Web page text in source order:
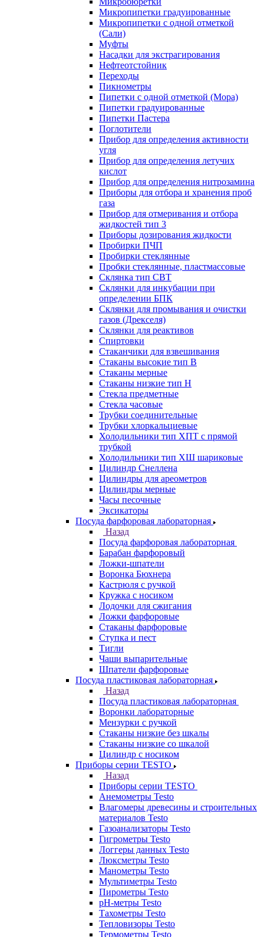
Микропипетки градуированные
Микропипетки с одной отметкой
(Сали)
Муфты
Насадки для экстрагирования
Нефтеотстойник
Переходы
Пикнометры
Пипетки с одной отметкой (Мора)
Пипетки градуированные
Пипетки Пастера
Поглотители
Прибор для определения активности
угля
Прибор для определения летучих
кислот
Прибор для определения нитрозамина
Приборы для отбора и хранения проб
газа
Прибор для отмеривания и отбора
жидкостей тип 3
Приборы дозирования жидкости
Пробирки ПЧП
Пробирки стеклянные
Пробки стеклянные, пластмассовые
Склянка тип СВТ
Склянки для инкубации при
определении БПК
Склянки для промывания и очистки
газов (Дрекселя)
Склянки для реактивов
Спиртовки
Стаканчики для взвешивания
Стаканы высокие тип В
Стаканы мерные
Стаканы низкие тип Н
Стекла предметные
Стекла часовые
Трубки соединительные
Трубки хлоркальциевые
Холодильники тип ХПТ с прямой
трубкой
Холодильники тип ХШ шариковые
Цилиндр Снеллена
Цилиндры для ареометров
Цилиндры мерные
Часы песочные
Эксикаторы
Посуда фарфоровая лабораторная
Назад
Посуда фарфоровая лабораторная
Барабан фарфоровый
Ложки-шпатели
Воронка Бюхнера
Кастрюля с ручкой
Кружка с носиком
Лодочки для сжигания
Ложки фарфоровые
Стаканы фарфоровые
Ступка и пест
Тигли
Чаши выпарительные
Шпатели фарфоровые
Посуда пластиковая лабораторная
Назад
Посуда пластиковая лабораторная
Воронки лабораторные
Мензурки с ручкой
Стаканы низкие без шкалы
Стаканы низкие со шкалой
Цилиндр с носиком
Приборы серии TESTO
Назад
Приборы серии TESTO
Анемометры Testo
Влагомеры древесины и строительных
материалов Testo
Газоанализаторы Testo
Гигрометры Testo
Логгеры данных Testo
Люксметры Testo
Манометры Testo
Мультиметры Testo
Пирометры Testo
pH-метры Testo
Тахометры Testo
Тепловизоры Testo
Термометры Testo